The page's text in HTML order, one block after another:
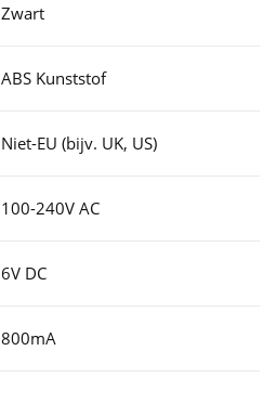
Zwart
ABS Kunststof
Niet-EU (bijv. UK, US)
100-240V AC
6V DC
800mA